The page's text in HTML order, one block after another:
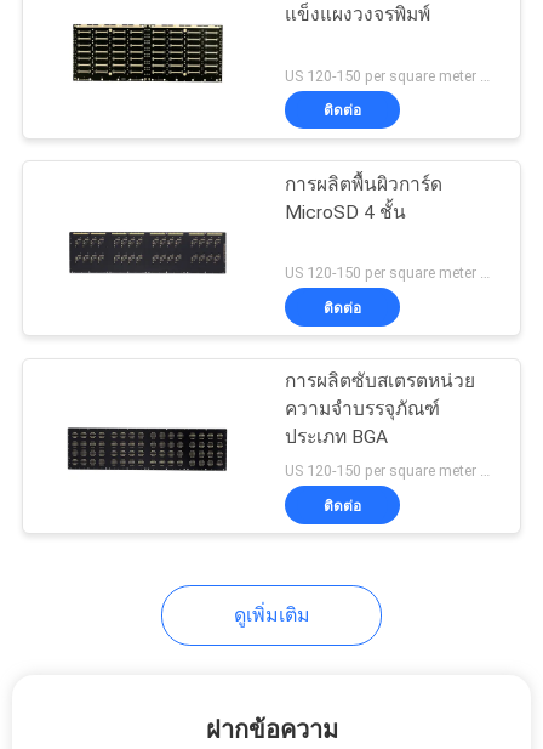
เว็บไซต์
PRIVACY
แข็งแผงวงจรพิมพ์
ติดต่อ
การผลิตพื้นผิวการ์ด
MicroSD 4 ชั้น
US 120-150 per square meter MOQ:1 ตารางเมตร
ติดต่อ
การผลิตซับสเตรตหน่วย
ความจำบรรจุภัณฑ์
ประเภท BGA
US 120-150 per square meter MOQ:1 ตารางเมตร
ติดต่อ
ดูเพิ่มเติม
ฝากข้อความ